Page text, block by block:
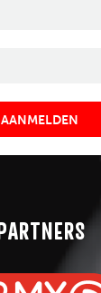
AANMELDEN